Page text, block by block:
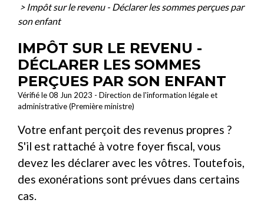
> Impôt sur le revenu - Déclarer les sommes perçues par
son enfant
IMPÔT SUR LE REVENU -
DÉCLARER LES SOMMES
PERÇUES PAR SON ENFANT
Vérifié le 08 Jun 2023 - Direction de l'information légale et
administrative (Première ministre)
Votre enfant perçoit des revenus propres ?
S'il est rattaché à votre foyer fiscal, vous
devez les déclarer avec les vôtres. Toutefois,
des exonérations sont prévues dans certains
cas.